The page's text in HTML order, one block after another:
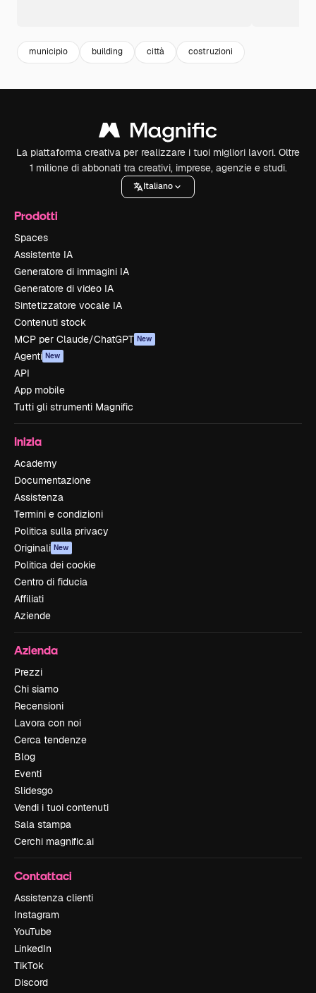
municipio building città costruzioni
La piattaforma creativa per realizzare i tuoi migliori lavori. Oltre
1 milione di abbonati tra creativi, imprese, agenzie e studi.
Italiano
Prodotti
Spaces
Assistente IA
Generatore di immagini IA
Generatore di video IA
Sintetizzatore vocale IA
Contenuti stock
MCP per Claude/ChatGPT New
Agenti New
API
App mobile
Tutti gli strumenti Magnific
Inizia
Academy
Documentazione
Assistenza
Termini e condizioni
Politica sulla privacy
Originali New
Politica dei cookie
Centro di fiducia
Affiliati
Aziende
Azienda
Prezzi
Chi siamo
Recensioni
Lavora con noi
Cerca tendenze
Blog
Eventi
Slidesgo
Vendi i tuoi contenuti
Sala stampa
Cerchi magnific.ai
Contattaci
Assistenza clienti
Instagram
YouTube
LinkedIn
TikTok
Discord